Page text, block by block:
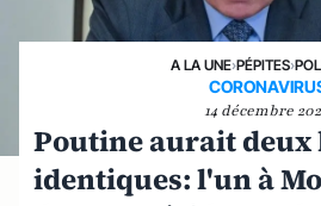
A LA UNE›PÉPITES›
14 décembre
Poutine aurait
identiques: l'un à